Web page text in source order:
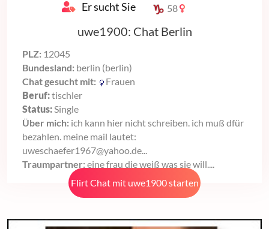
Er sucht Sie 58
uwe1900: Chat Berlin
PLZ: 12045
Bundesland: berlin (berlin)
Chat gesucht mit:
Frauen
Beruf:tischler
Status:Single
Über mich: ich kann hier nicht schreiben. ich muß dfür
bezahlen. meine mail lautet:
uweschaefer1967@yahoo.de...
Traumpartner: eine frau die weiß was sie will....
Flirt Chat mit uwe1900 starten